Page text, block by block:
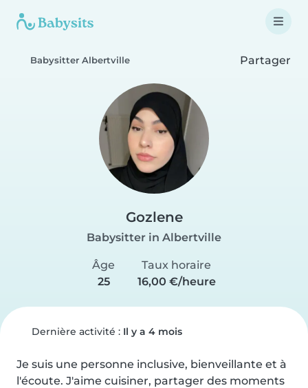
Babysitter Albertville Partager
Gozlene
Babysitter in Albertville
Âge
25
Taux horaire
16,00 €/heure
Dernière activité : Il y a 4 mois
Je suis une personne inclusive, bienveillante et à
l'écoute. J'aime cuisiner, partager des moments